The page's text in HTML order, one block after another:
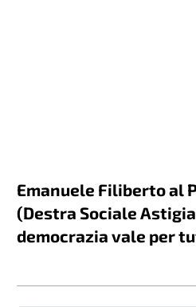
Emanuele Filiberto al
(Destra Sociale
democrazia vale per